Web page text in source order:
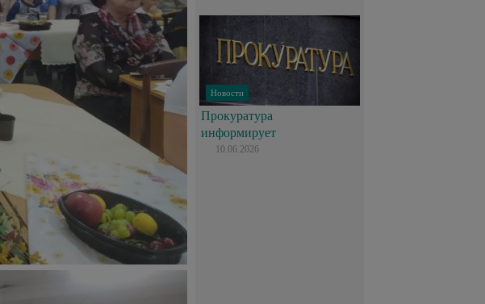
Новости
Прокуратура
информирует
10.06.2026